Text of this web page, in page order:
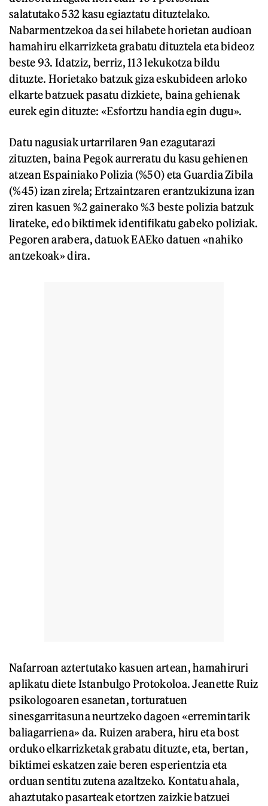
salatutako 532 kasu egiaztatu dituztelako.
Nabarmentzekoa da sei hilabete horietan audioan
hamahiru elkarrizketa grabatu dituztela eta bideoz
beste 93. Idatziz, berriz, 113 lekukotza bildu
dituzte. Horietako batzuk giza eskubideen arloko
elkarte batzuek pasatu dizkiete, baina gehienak
eurek egin dituzte: «Esfortzu handia egin dugu».
Datu nagusiak urtarrilaren 9an ezagutarazi
zituzten, baina Pegok aurreratu du kasu gehienen
atzean Espainiako Polizia (%50) eta Guardia Zibila
(%45) izan zirela; Ertzaintzaren erantzukizuna izan
ziren kasuen %2 gainerako %3 beste polizia batzuk
lirateke, edo biktimek identifikatu gabeko poliziak.
Pegoren arabera, datuok EAEko datuen «nahiko
antzekoak» dira.
Nafarroan aztertutako kasuen artean, hamahiruri
aplikatu diete Istanbulgo Protokoloa. Jeanette Ruiz
psikologoaren esanetan, torturatuen
sinesgarritasuna neurtzeko dagoen «erremintarik
baliagarriena» da. Ruizen arabera, hiru eta bost
orduko elkarrizketak grabatu dituzte, eta, bertan,
biktimei eskatzen zaie beren esperientzia eta
orduan sentitu zutena azaltzeko. Kontatu ahala,
ahaztutako pasarteak etortzen zaizkie batzuei